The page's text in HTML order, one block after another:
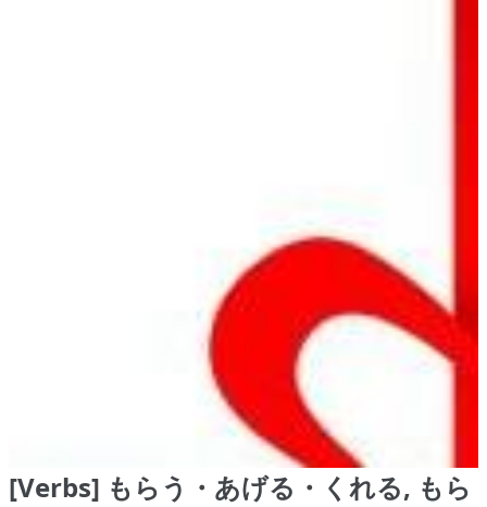
[Verbs] もらう・あげる・くれる, もら